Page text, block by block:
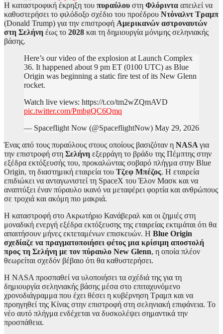
Η καταστροφική έκρηξη του πυραύλου στη Φλόριντα απειλεί να
καθυστερήσει το φιλόδοξο σχέδιο του προέδρου Ντόναλντ Τραμπ
(Donald Trump) για την επιστροφή Αμερικανών αστροναυτών
στη Σελήνη έως το 2028 και τη δημιουργία μόνιμης σεληνιακής
βάσης.
Here’s our video of the explosion at Launch Complex
36. It happened about 9 pm ET (0100 UTC) as Blue
Origin was beginning a static fire test of its New Glenn
rocket.
Watch live views: https://t.co/tm2wZQmAVD
pic.twitter.com/PmbgQC6Qmq
— Spaceflight Now (@SpaceflightNow) May 29, 2026
Ένας από τους πυραύλους στους οποίους βασιζόταν η NASA για
την επιστροφή στη Σελήνη εξερράγη το βράδυ της Πέμπτης στην
εξέδρα εκτόξευσής του, προκαλώντας σοβαρό πλήγμα στην Blue
Origin, τη διαστημική εταιρεία του Τζεφ Μπέζος. Η εταιρεία
επιδιώκει να ανταγωνιστεί τη SpaceX του Έλον Μασκ και να
αναπτύξει έναν πύραυλο ικανό να μεταφέρει φορτία και ανθρώπους
σε τροχιά και ακόμη πιο μακριά.
Η καταστροφή στο Ακρωτήριο Κανάβεραλ και οι ζημιές στη
μοναδική ενεργή εξέδρα εκτόξευσης της εταιρείας εκτιμάται ότι θα
απαιτήσουν μήνες εκτεταμένων επισκευών. Η Blue Origin
σχεδίαζε να πραγματοποιήσει φέτος μια κρίσιμη αποστολή
προς τη Σελήνη με τον πύραυλο New Glenn, η οποία πλέον
θεωρείται σχεδόν βέβαιο ότι θα καθυστερήσει.
Η NASA προσπαθεί να υλοποιήσει τα σχέδιά της για τη
δημιουργία σεληνιακής βάσης μέσα στο επιταχυνόμενο
χρονοδιάγραμμα που έχει θέσει η κυβέρνηση Τραμπ και να
προηγηθεί της Κίνας στην επιστροφή στη σεληνιακή επιφάνεια. Το
νέο αυτό πλήγμα ενδέχεται να δυσκολέψει σημαντικά την
προσπάθεια.